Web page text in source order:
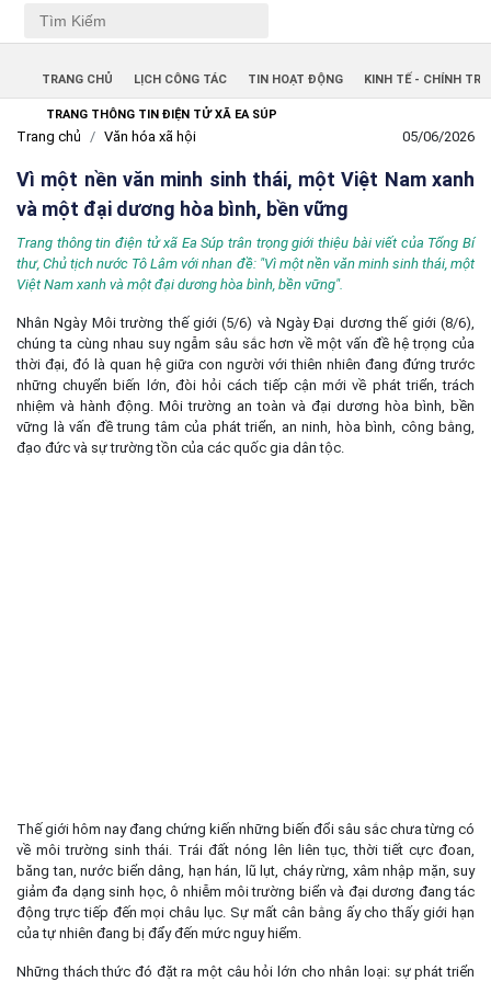
TRANG CHỦ LỊCH CÔNG TÁC TIN HOẠT ĐỘNG KINH TẾ - CHÍNH TRỊ
TRANG THÔNG TIN ĐIỆN TỬ XÃ EA SÚP
Trang chủ Văn hóa xã hội 05/06/2026
Vì một nền văn minh sinh thái, một Việt Nam xanh
và một đại dương hòa bình, bền vững
Trang thông tin điện tử xã Ea Súp trân trọng giới thiệu bài viết của Tổng Bí
thư, Chủ tịch nước Tô Lâm với nhan đề: "Vì một nền văn minh sinh thái, một
Việt Nam xanh và một đại dương hòa bình, bền vững".
Nhân Ngày Môi trường thế giới (5/6) và Ngày Đại dương thế giới (8/6),
chúng ta cùng nhau suy ngẫm sâu sắc hơn về một vấn đề hệ trọng của
thời đại, đó là quan hệ giữa con người với thiên nhiên đang đứng trước
những chuyển biến lớn, đòi hỏi cách tiếp cận mới về phát triển, trách
nhiệm và hành động. Môi trường an toàn và đại dương hòa bình, bền
vững là vấn đề trung tâm của phát triển, an ninh, hòa bình, công bằng,
đạo đức và sự trường tồn của các quốc gia dân tộc.
Thế giới hôm nay đang chứng kiến những biến đổi sâu sắc chưa từng có
về môi trường sinh thái. Trái đất nóng lên liên tục, thời tiết cực đoan,
băng tan, nước biển dâng, hạn hán, lũ lụt, cháy rừng, xâm nhập mặn, suy
giảm đa dạng sinh học, ô nhiễm môi trường biển và đại dương đang tác
động trực tiếp đến mọi châu lục. Sự mất cân bằng ấy cho thấy giới hạn
của tự nhiên đang bị đẩy đến mức nguy hiểm.
Những thách thức đó đặt ra một câu hỏi lớn cho nhân loại: sự phát triển